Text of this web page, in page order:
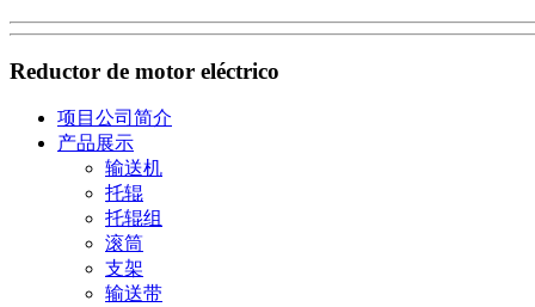
Reductor de motor eléctrico
项目公司简介
产品展示
输送机
托辊
托辊组
滚筒
支架
输送带